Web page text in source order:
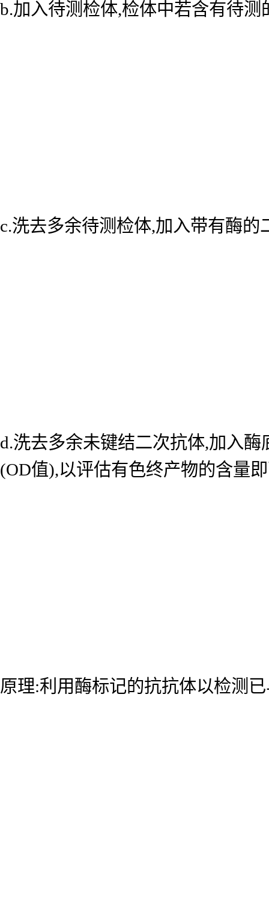
b.加入待测检体,检体中若含有待
c.洗去多余待测检体,加入带有酶
d.洗去多余未键结二次抗体,加入
(OD值),以评估有色终产物的含量
原理:利用酶标记的抗抗体以检测